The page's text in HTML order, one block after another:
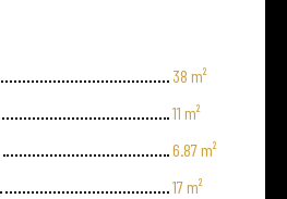
38 m²
11 m²
6.87 m²
17 m²